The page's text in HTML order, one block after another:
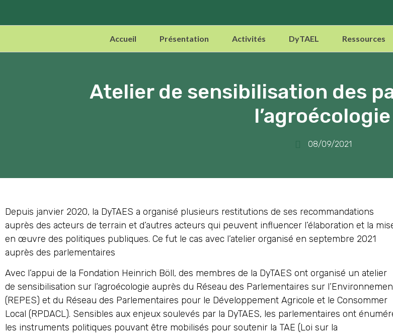
Accueil Présentation Activités DyTAEL Ressources
Atelier de sensibilisation des
l’agroécologie
08/09/2021
Depuis janvier 2020, la DyTAES a organisé plusieurs restitutions de ses recommandations
auprès des acteurs de terrain et d’autres acteurs qui peuvent influencer l’élaboration et la
en œuvre des politiques publiques. Ce fut le cas avec l’atelier organisé en septembre 2021
auprès des parlementaires
Avec l’appui de la Fondation Heinrich Böll, des membres de la DyTAES ont organisé un atelier
de sensibilisation sur l’agroécologie auprès du Réseau des Parlementaires sur
(REPES) et du Réseau des Parlementaires pour le Développement Agricole et le Consommer
Local (RPDACL). Sensibles aux enjeux soulevés par la DyTAES, les parlementaires ont
les instruments politiques pouvant être mobilisés pour soutenir la TAE (Loi sur la